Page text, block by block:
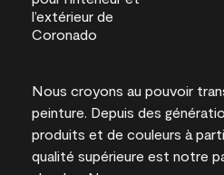
Nous croyons au pouvoir
peinture. Depuis des
produits et de couleurs à
qualité supérieure est notre